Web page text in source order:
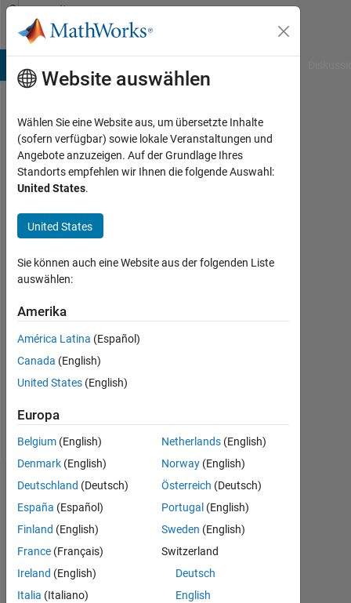
Weiter zum Inhalt
Community
Profile
PRB
Last
seen: 5
Monate
vor
|
seit
2020
Followers:
Following:
Follow
Dashboard
Statistik
MATLAB Answers
-2-1 3
4
Website auswählen
Wählen Sie eine Website aus, um übersetzte Inhalte
(sofern verfügbar) sowie lokale Veranstaltungen und
Angebote anzuzeigen. Auf der Grundlage Ihres
Standorts empfehlen wir Ihnen die folgende Auswahl:
United States.
United States
Sie können auch eine Website aus der folgenden Liste
auswählen:
Amerika
América Latina (Español)
Canada (English)
United States (English)
Europa
Belgium (English)
Denmark (English)
Deutschland (Deutsch)
España (Español)
Finland (English)
France (Français)
Ireland (English)
Italia (Italiano)
Netherlands (English)
Norway (English)
Österreich (Deutsch)
Portugal (English)
Sweden (English)
Switzerland
Deutsch
English